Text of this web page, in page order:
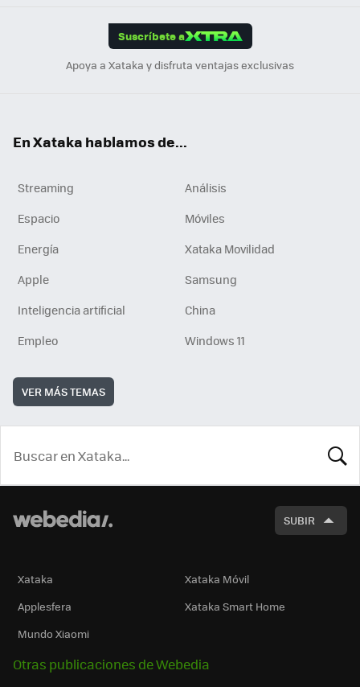
Suscríbete a
Apoya a Xataka y disfruta ventajas exclusivas
En Xataka hablamos de...
Streaming
Análisis
Espacio
Móviles
Energía
Xataka Movilidad
Apple
Samsung
Inteligencia artificial
China
Empleo
Windows 11
VER MÁS TEMAS
SUBIR
Xataka
Xataka Móvil
Applesfera
Xataka Smart Home
Mundo Xiaomi
Otras publicaciones de Webedia